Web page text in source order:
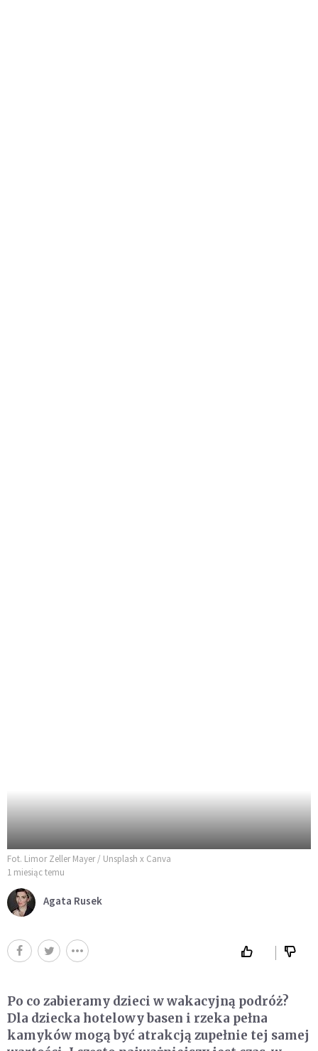
Fot. Limor Zeller Mayer / Unsplash x Canva
1 miesiąc temu
Agata Rusek
Po co zabieramy dzieci w wakacyjną podróż?
Dla dziecka hotelowy basen i rzeka pełna
kamyków mogą być atrakcją zupełnie tej samej